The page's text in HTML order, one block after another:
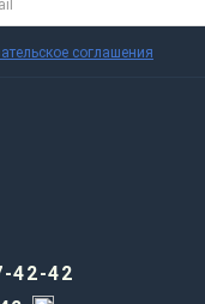
соглашения
42-42